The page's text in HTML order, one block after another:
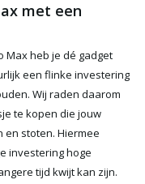
met een
Max heb je dé gadget
een flinke investering
Wij raden daarom
te kopen die jouw
stoten. Hiermee
investering hoge
tijd kwijt kan zijn.